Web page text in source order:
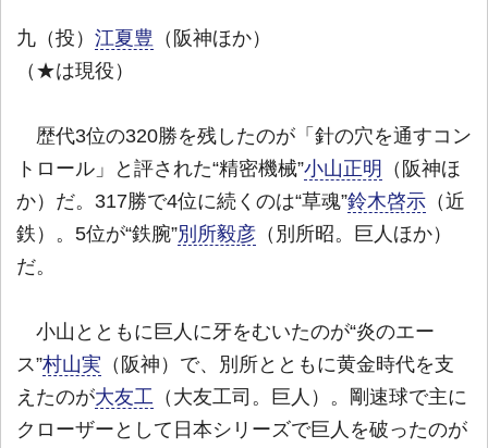
九（投） 江夏豊 （阪神ほか）
（★は現役）
歴代3位の320勝を残したのが「針の穴を通すコン
トロール」と評された“精密機械”小山正明
（阪神ほ
か）だ。317勝で4位に続くのは“草魂”鈴木啓示 （近
鉄）。5位が“鉄腕”別所毅彦 （別所昭。巨人ほか）
だ。
小山とともに巨人に牙をむいたのが“炎のエー
ス”村山実 （阪神）で、別所とともに黄金時代を支
えたのが大友工 （大友工司。巨人）。剛速球で主に
クローザーとして日本シリーズで巨人を破ったのが